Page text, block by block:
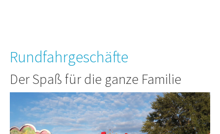
Rundfahrgeschäfte
Der Spaß für die ganze Familie